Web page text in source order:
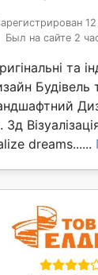
Был на сайте 2
та
dreams......